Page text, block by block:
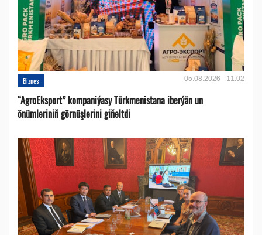
Biznes 05.08.2026 - 11:02
“AgroEksport” kompaniýasy Türkmenistana iberýän un
önümleriniň görnüşlerini giňeltdi